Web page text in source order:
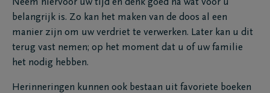
Neem hiervoor uw tijd en denk goed na wat voor u
belangrijk is. Zo kan het maken van de doos al een
manier zijn om uw verdriet te verwerken. Later kan u dit
terug vast nemen; op het moment dat u of uw familie
het nodig hebben.
Herinneringen kunnen ook bestaan uit favoriete boeken